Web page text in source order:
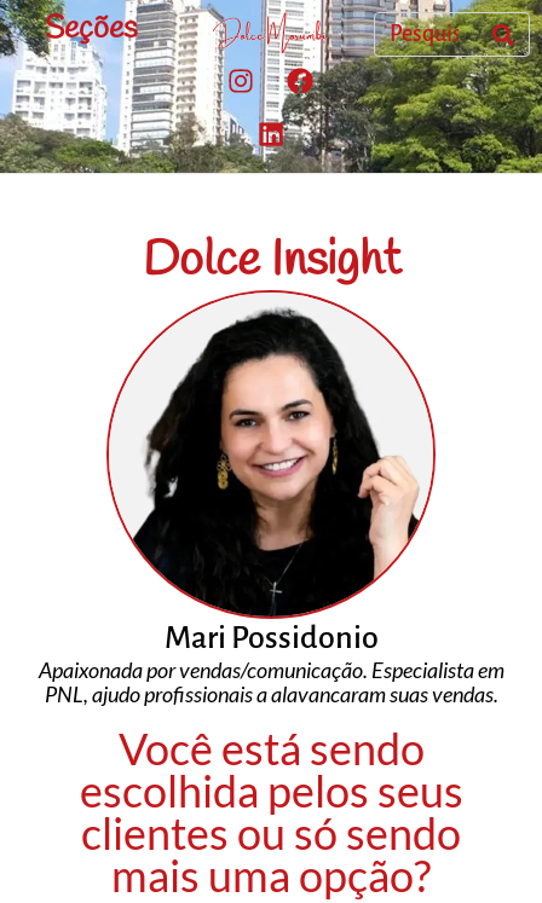
Seções
Dolce Insight
Mari Possidonio
Apaixonada por vendas/comunicação. Especialista em
PNL, ajudo profissionais a alavancaram suas vendas.
Você está sendo
escolhida pelos seus
clientes ou só sendo
mais uma opção?